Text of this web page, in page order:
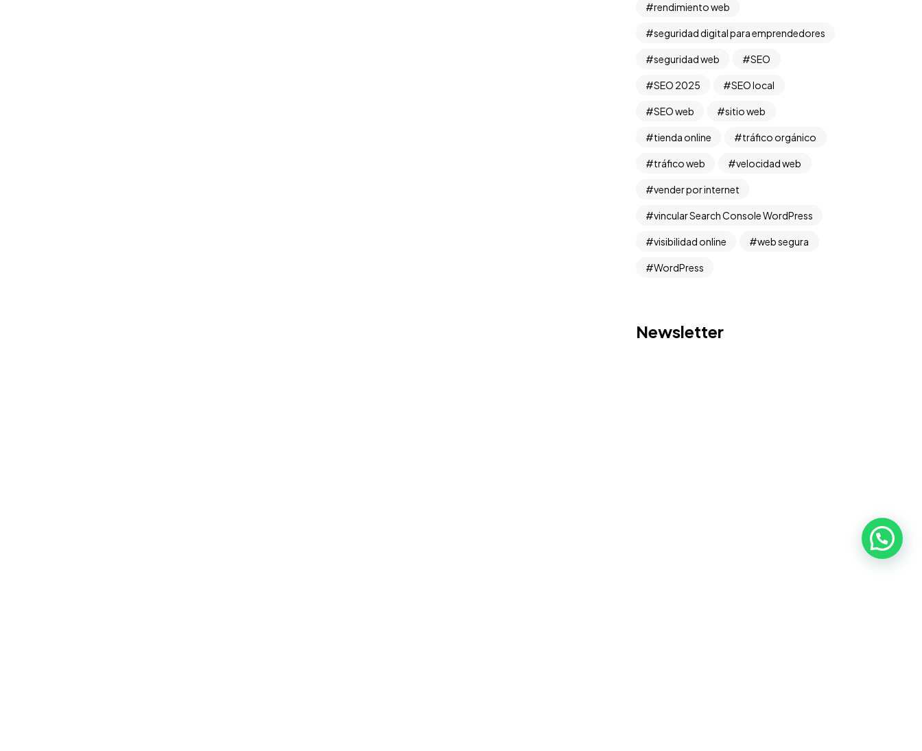
rendimiento web
seguridad digital para emprendedores
seguridad web SEO
SEO 2025 SEO local
SEO web sitio web
tienda online tráfico orgánico
tráfico web velocidad web
vender por internet
vincular Search Console WordPress
visibilidad online web segura
WordPress
Newsletter